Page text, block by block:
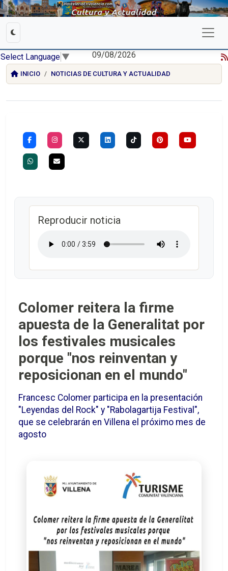
Select Language ▼ 09/08/2026
INICIO NOTICIAS DE CULTURA Y ACTUALIDAD
Reproducir noticia
Colomer reitera la firme
apuesta de la Generalitat por
los festivales musicales
porque "nos reinventan y
reposicionan en el mundo"
Francesc Colomer participa en la presentación
"Leyendas del Rock" y "Rabolagartija Festival",
que se celebrarán en Villena el próximo mes de
agosto